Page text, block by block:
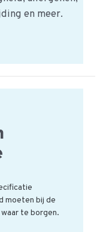
en meer.
moeten bij de
te borgen.